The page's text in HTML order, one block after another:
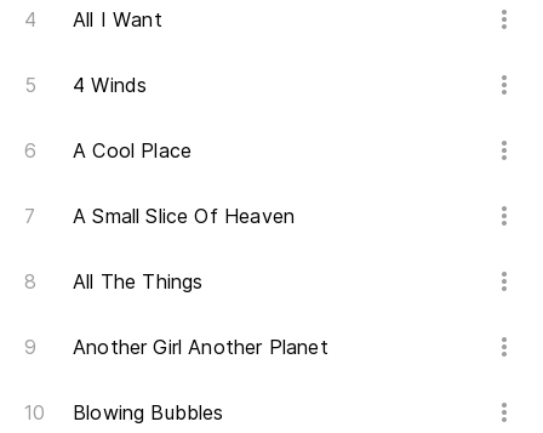
All I Want
4 Winds
A Cool Place
A Small Slice Of Heaven
All The Things
Another Girl Another Planet
Blowing Bubbles